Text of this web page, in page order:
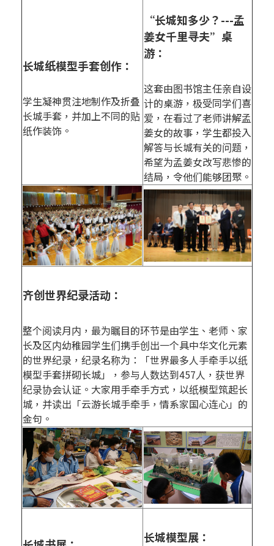
长城纸模型手套创作：
学生凝神贯注地制作及折叠
长城手套，并加上不同的贴
纸作装饰。
“长城知多少？---孟
姜女千里寻夫”桌
游：
这套由图书馆主任亲自设
计的桌游，极受同学们喜
爱，在看过了老师讲解孟
姜女的故事，学生都投入
解答与长城有关的问题，
希望为孟姜女改写悲惨的
结局，令他们能够团聚。
齐创世界纪录活动：
整个阅读月内，最为瞩目的环节是由学生、老师、家
长及区内幼稚园学生们携手创出一个具中华文化元素
的世界纪录，纪录名称为：「世界最多人手牵手以纸
模型手套拼砌长城」，参与人数达到457人，获世界
纪录协会认证。大家用手牵手方式，以纸模型筑起长
城，并读出「云游长城手牵手，情系家国心连心」的
金句。
长城模型展：